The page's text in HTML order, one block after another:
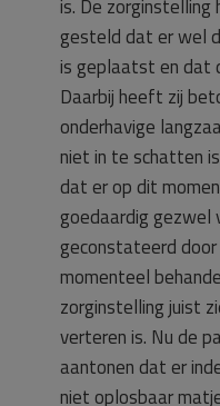
is. De
gesteld dat er wel
is geplaatst en dat
Daarbij heeft zij
onderhavige
niet in te schatten
dat er op dit
goedaardig gezwel
geconstateerd
momenteel
zorginstelling juist
verteren is. Nu de
aantonen dat er
niet oplosbaar